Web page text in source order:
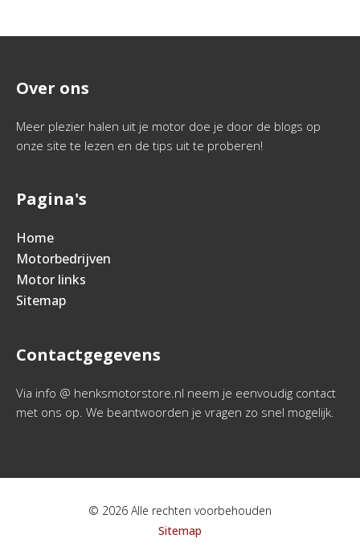
Over ons
Meer plezier halen uit je motor doe je door de blogs op
onze site te lezen en de tips uit te proberen!
Pagina's
Home
Motorbedrijven
Motor links
Sitemap
Contactgegevens
Via info @ henksmotorstore.nl neem je eenvoudig contact
met ons op. We beantwoorden je vragen zo snel mogelijk.
© 2026 Alle rechten voorbehouden
Sitemap